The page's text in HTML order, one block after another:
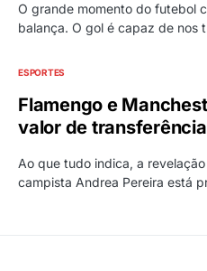
O grande momento do futebol
balança. O gol é capaz de nos
ESPORTES
Flamengo e
valor de
Ao que tudo indica, a
campista Andrea Pereira está